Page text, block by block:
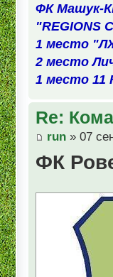
ФК Машук-
"REGIONS
1 место
2 место
1 место 11
Re:
run » 07
ФК